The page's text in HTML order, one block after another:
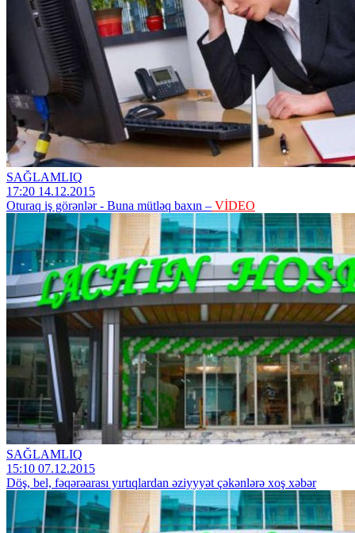
SAĞLAMLIQ
17:20 14.12.2015
Oturaq iş görənlər - Buna mütləq baxın – VİDEO
SAĞLAMLIQ
15:10 07.12.2015
Döş, bel, fəqərəarası yırtıqlardan əziyyyət çəkənlərə xoş xəbər